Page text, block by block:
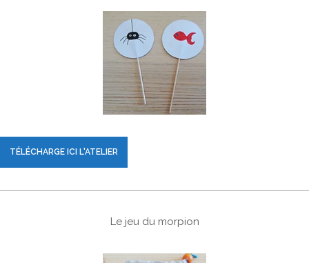
TÉLÉCHARGE ICI L'ATELIER
Le jeu du morpion